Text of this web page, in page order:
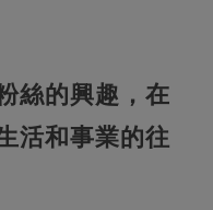
絲的興趣，在
活和事業的往